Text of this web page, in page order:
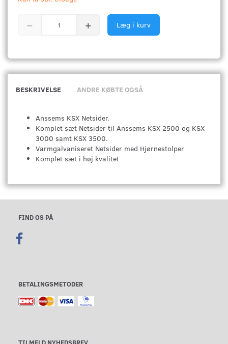
Læg i kurv
BESKRIVELSE ANDRE KØBTE OGSÅ
Anssems KSX Netsider.
Komplet sæt Netsider til Anssems KSX 2500 og KSX
3000 samt KSX 3500.
Varmgalvaniseret Netsider med Hjørnestolper
Komplet sæt i høj kvalitet
FIND OS PÅ
BETALINGSMETODER